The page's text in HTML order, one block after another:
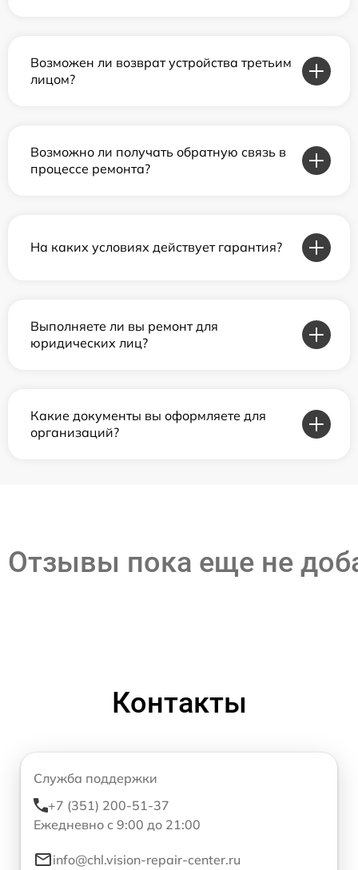
Возможен ли возврат устройства третьим
лицом?
Возможно ли получать обратную связь в
процессе ремонта?
На каких условиях действует гарантия?
Выполняете ли вы ремонт для
юридических лиц?
Какие документы вы оформляете для
организаций?
Отзывы пока еще не
Контакты
Служба поддержки
+7 (351) 200-51-37
Ежедневно с 9:00 до 21:00
info@chl.vision-repair-center.ru